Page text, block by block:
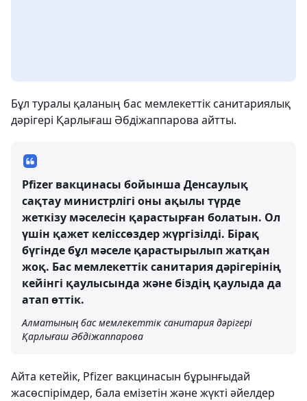
Бұл туралы қаланың бас мемлекеттік санитариялық
дәрігері Қарлығаш Әбдіжаппарова айтты.
Pfizer вакцинасы бойынша Денсаулық
сақтау министрлігі оны ақылы түрде
жеткізу мәселесін қарастырған болатын. Ол
үшін қажет келіссөздер жүргізілді. Бірақ
бүгінде бұл мәселе қарастырылып жатқан
жоқ. Бас мемлекеттік санитария дәрігерінің
кейінгі қаулысында және біздің қаулыда да
атап өттік.
Алматының бас мемлекеттік санитария дәрігері
Қарлығаш Әбдіжаппарова
Айта кетейік, Pfizer вакцинасын бұрынғыдай
жасөспірімдер, бала емізетін және жүкті әйелдер